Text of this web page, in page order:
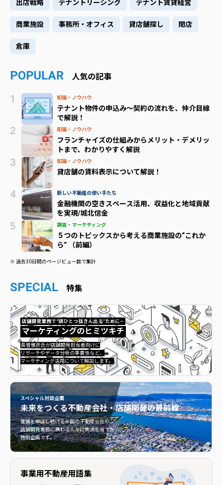
出店戦略 テナントリーシング テナント賃貸経営
商業施設 事務所・オフィス 貸店舗探し 閉店
倉庫
POPULAR 人気の記事
知識・ノウハウ
テナント物件の申込み～契約の流れを、仲介目線
で解説！
知識・ノウハウ
フランチャイズの仕組みからメリット・デメリッ
トまで、わかりやすく解説
知識・ノウハウ
貸店舗の賃料表示について解説！
新しい不動産の使い手たち
金融機関の空きスペース活用、収益化と地域貢献
を実現/城北信金
調査・マーケティング
５つのトピックスから考える商業施設の“これか
ら” （前編）
※ 過去30日間のページビュー数で集計
SPECIAL 特集
店舗開発業務で”頭ひとつ抜きん出る”ために—
マーケティングのヒミツキチ
長曽雅彦氏が店舗開発担当者向けに
リサーチやデータ分析の重要性など、
マーケティング活用について解説します。
マーケティングのヒミツキチ">
スペシャル対談企画
未来をつくる不動産会社・店舗開発の最前線
業績を伸ばし続ける全国の不動産会社や
店舗開発業務に携わる人々に焦点を当てた
特別企画です。
不動産会社・店舗開発の最前線">
事業用不動産用語集